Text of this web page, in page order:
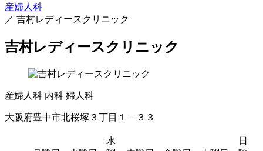
産婦人科
／ 吉村レディースクリニック
吉村レディースクリニック
産婦人科 内科 婦人科
大阪府豊中市北桜塚３丁目１－３３
水
日